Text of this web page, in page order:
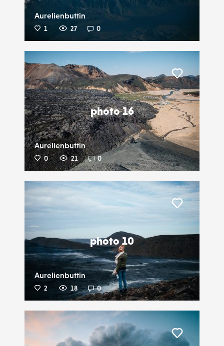
Aurelienbuttin
1 27 0
photo 16
Aurelienbuttin
0 21 0
Liker
photo 10
Aurelienbuttin
2 18 0